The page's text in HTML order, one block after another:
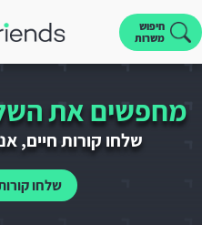
חיפוש
משרות
מחפשים את
שלחו קורות חיים,
שלחו